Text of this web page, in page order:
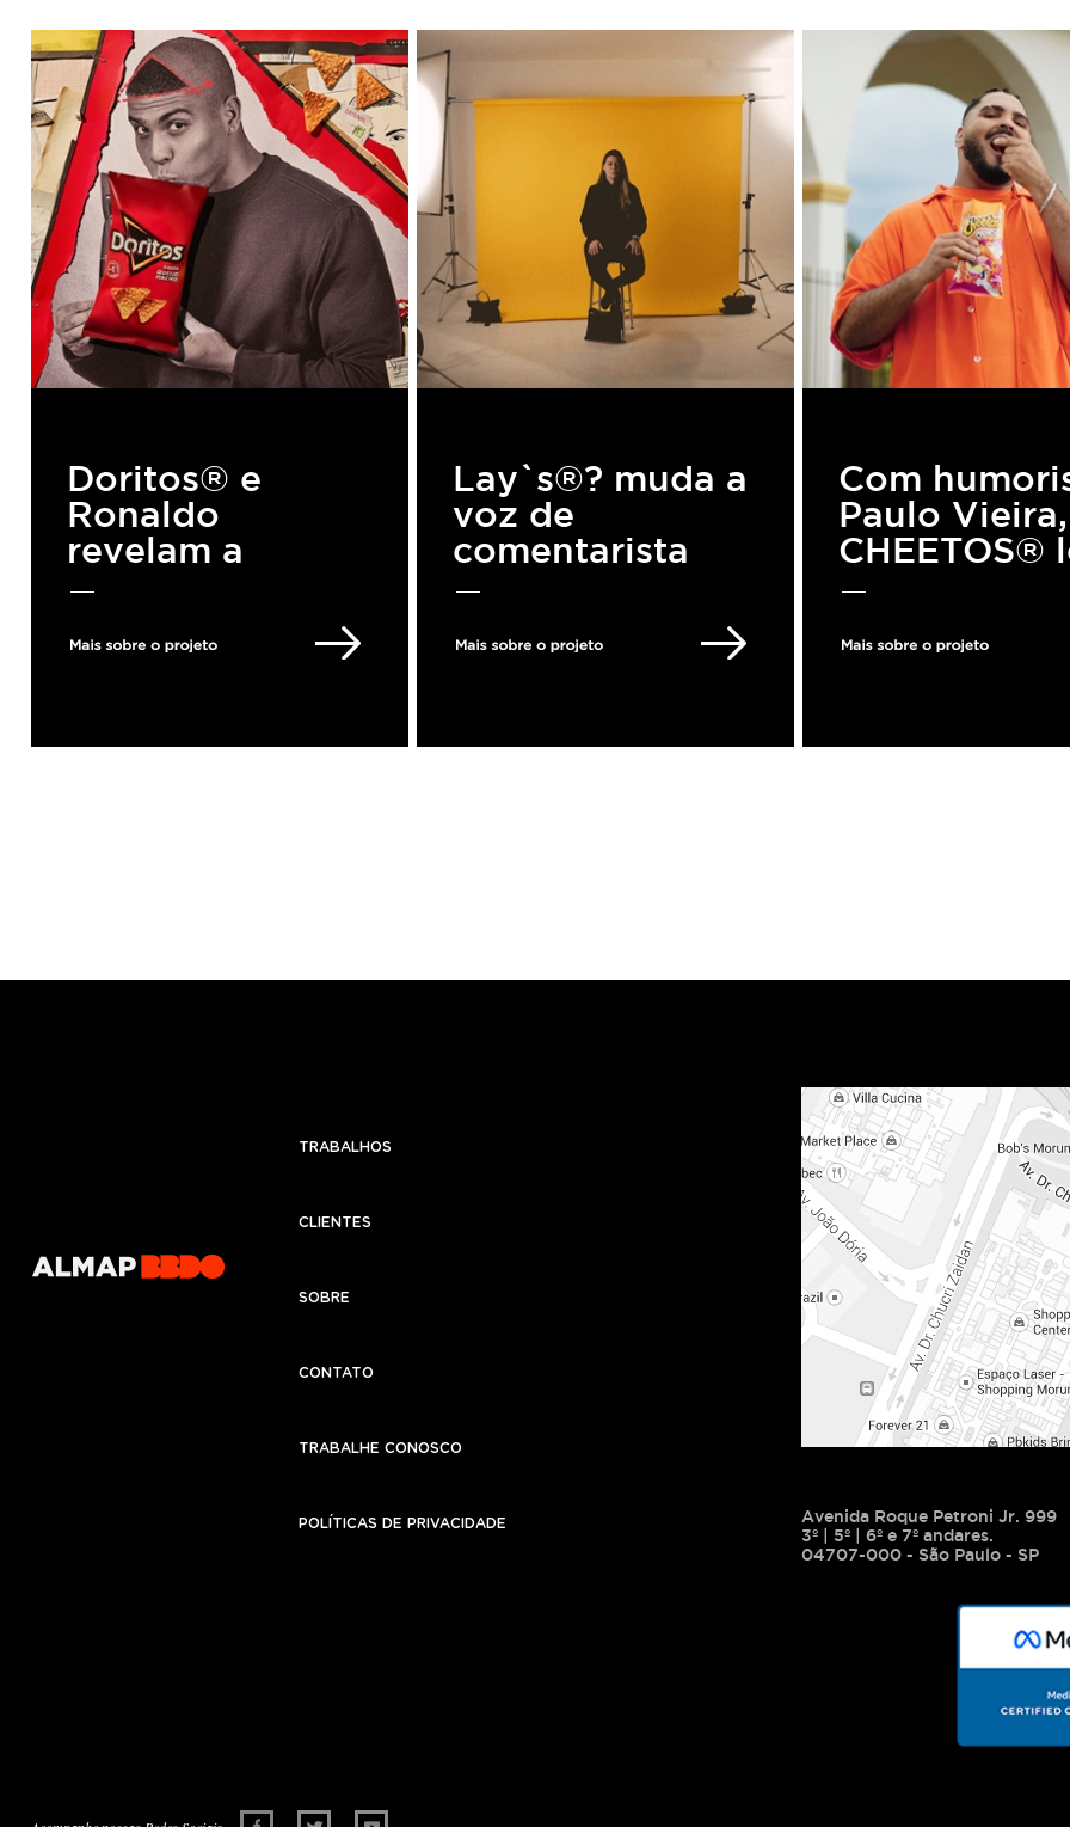
Doritos® e
Ronaldo
revelam a
"teoria do
referência ao
Lay`s®? muda a
voz de
comentarista
usando IA em
social contra o
Com
Paulo Vieira,
CHEETOS®
todo o
Crunchy
TRABALHOS
CLIENTES
SOBRE
CONTATO
TRABALHE CONOSCO
POLÍTICAS DE PRIVACIDADE
Avenida Roque Petroni Jr. 999
3º | 5º | 6º e 7º andares.
04707-000 - São Paulo - SP